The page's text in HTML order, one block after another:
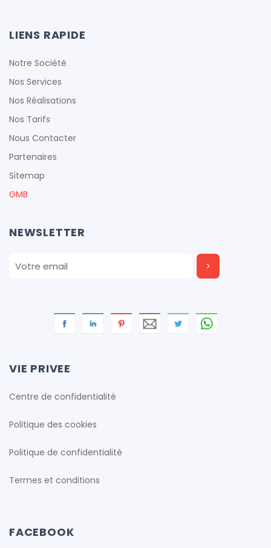
LIENS RAPIDE
Notre Société
Nos Services
Nos Réalisations
Nos Tarifs
Nous Contacter
Partenaires
Sitemap
GMB
NEWSLETTER
VIE PRIVEE
Centre de confidentialité
Politique des cookies
Politique de confidentialité
Termes et conditions
FACEBOOK